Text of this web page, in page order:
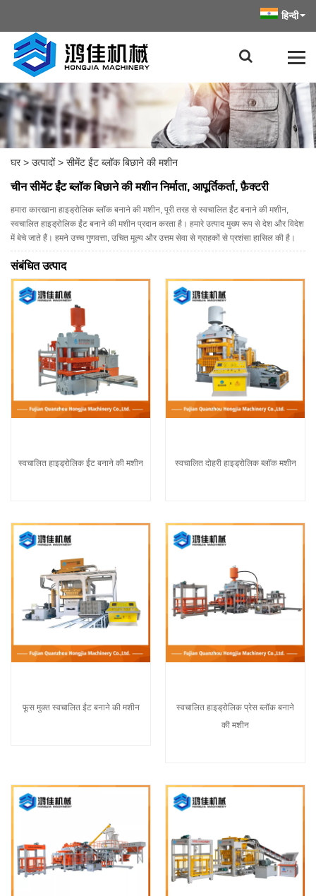
हिन्दी
घर > उत्पादों > सीमेंट ईंट ब्लॉक बिछाने की मशीन
चीन सीमेंट ईंट ब्लॉक बिछाने की मशीन निर्माता, आपूर्तिकर्ता, फ़ैक्टरी
हमारा कारखाना हाइड्रोलिक ब्लॉक बनाने की मशीन, पूरी तरह से स्वचालित ईंट बनाने की मशीन,
स्वचालित हाइड्रोलिक ईंट बनाने की मशीन प्रदान करता है। हमारे उत्पाद मुख्य रूप से देश और विदेश
में बेचे जाते हैं। हमने उच्च गुणवत्ता, उचित मूल्य और उत्तम सेवा से ग्राहकों से प्रशंसा हासिल की है।
संबंधित उत्पाद
स्वचालित हाइड्रोलिक ईंट बनाने की मशीन स्वचालित दोहरी हाइड्रोलिक ब्लॉक मशीन
फूस मुक्त स्वचालित ईंट बनाने की मशीन
स्वचालित हाइड्रोलिक प्रेस ब्लॉक बनाने
की मशीन